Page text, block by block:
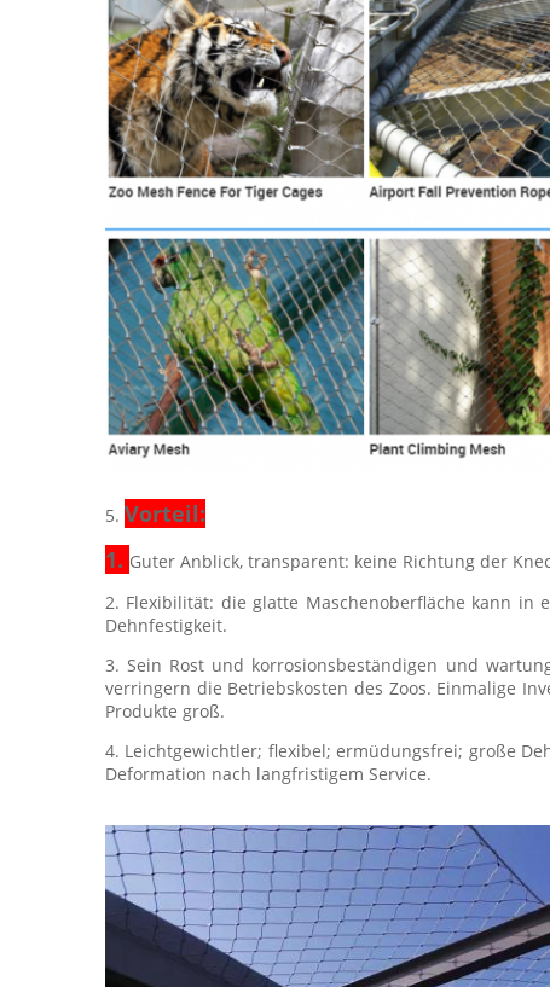
5. Vorteil:
1. Guter Anblick, transparent: keine Richtung der
2. Flexibilität: die glatte Maschenoberfläche kann in
Dehnfestigkeit.
3. Sein Rost und korrosionsbeständigen und
verringern die Betriebskosten des Zoos. Einmalige
Produkte groß.
4. Leichtgewichtler; flexibel; ermüdungsfrei; große
Deformation nach langfristigem Service.